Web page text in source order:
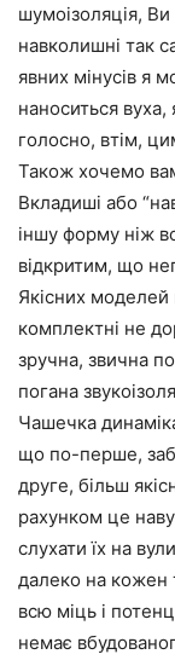
шумоізоляція,
навколишні так
явних мінусів я
наноситься
голосно, втім,
Також хочемо
Вкладиші або
іншу форму ніж
відкритим, що
Якісних
комплектні не
зручна, звична
погана
Чашечка
що по-перше,
друге, більш
рахунком це
слухати їх на
далеко на кожен
всю міць і
немає